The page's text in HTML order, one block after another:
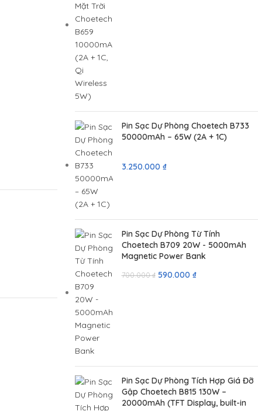
Pin Sạc Dự Phòng Choetech B733
50000mAh – 65W (2A + 1C)
3.250.000 ₫
Pin Sạc Dự Phòng Từ Tính
Choetech B709 20W - 5000mAh
Magnetic Power Bank
700.000₫ 590.000 ₫
Pin Sạc Dự Phòng Tích Hợp Giá Đỡ
Gập Choetech B815 130W –
20000mAh (TFT Display, built-in